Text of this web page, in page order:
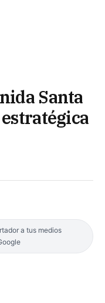
Santa
a tus medios